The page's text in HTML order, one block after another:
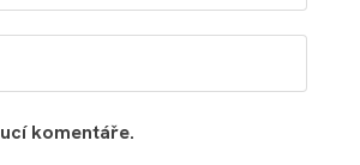
komentáře.